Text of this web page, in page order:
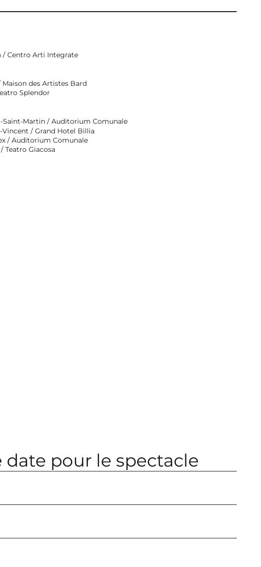
/ Centro Arti Integrate
des Artistes Bard
Splendor
Saint-Martin / Auditorium Comunale
Vincent / Grand Hotel Billia
/ Auditorium Comunale
Teatro Giacosa
pour le spectacle